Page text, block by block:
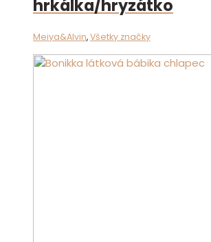
hrkálka/hryzátko
Meiya&Alvin,Všetky značky